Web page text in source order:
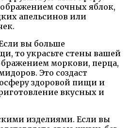
сочных яблок,
апельсинов или
вы больше
то украсьте стены вашей
моркови, перца,
Это создаст
здоровой пищи и
вкусных и
изделиями. Если вы